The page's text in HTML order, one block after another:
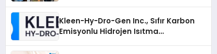
Kleen-Hy-Dro-Gen Inc., Sıfır Karbon
Emisyonlu Hidrojen Isıtma